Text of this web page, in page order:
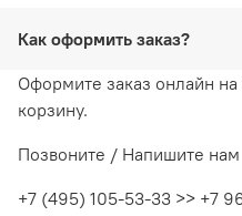
Как оформить заказ?
Оформите заказ онлайн на
корзину.
Позвоните / Напишите нам
+7 (495) 105-53-33 >> +7